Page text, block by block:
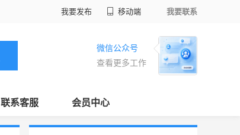
我要发布 移动端 我要联系
微信公众号
查看更多工作
联系客服 会员中心